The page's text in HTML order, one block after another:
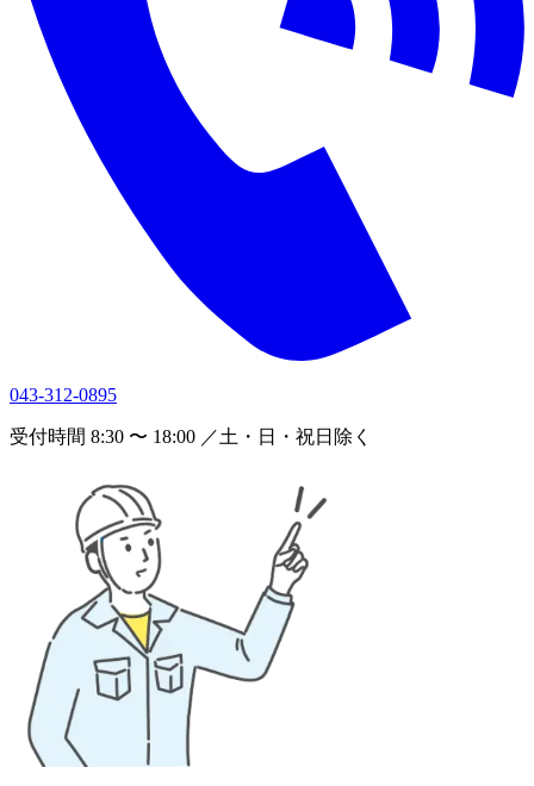
043-312-0895
受付時間 8:30 〜 18:00 ／土・日・祝日除く